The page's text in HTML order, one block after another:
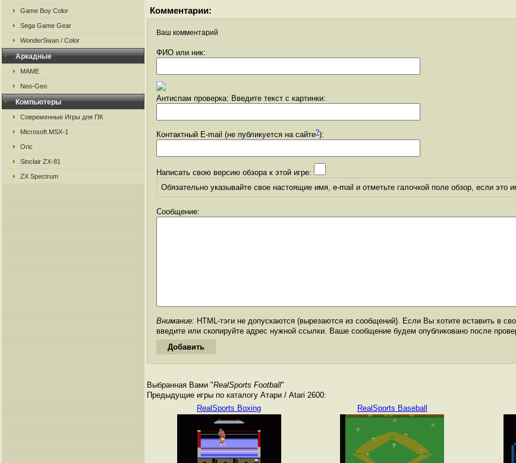
Game Boy Color
Sega Game Gear
WonderSwan / Color
Аркадные
MAME
Neo-Geo
Компьютеры
Современные Игры для ПК
Microsoft MSX-1
Oric
Sinclair ZX-81
ZX Spectrum
Комментарии:
Ваш комментарий
ФИО или ник:
Антиспам проверка: Введите текст с картинки:
Контактный E-mail (не публикуется на сайте?):
Написать свою версию обзора к этой игре:
Обязательно указывайте свое настоящие имя, e-mail и отметьте галочкой поле обзор, если это
Сообщение:
Внимание: HTML-тэги не допускаются (вырезаются из сообщений). Если Вы хотите вставить в
введите или скопируйте адрес нужной ссылки. Ваше сообщение будем опубликовано после
Выбранная Вами "RealSports Football"
Предыдущие игры по каталогу Атари / Atari 2600:
RealSports Boxing
RealSports Baseball